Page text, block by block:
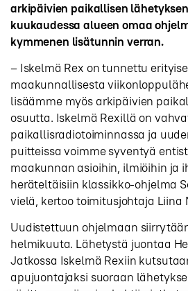
arkipäivien paikallisen
kuukaudessa alueen omaa
kymmenen lisätunnin verran.
– Iskelmä Rex on tunnettu
maakunnallisesta
lisäämme myös arkipäivien
osuutta. Iskelmä Rexillä on
paikallisradiotoiminnassa ja
puitteissa voimme syventyä
maakunnan asioihin, ilmiöihin ja
heräteltäisiin klassikko-ohjelma
vielä, kertoo toimitusjohtaja Liina
Uudistettuun ohjelmaan
helmikuuta. Lähetystä juontaa
Jatkossa Iskelmä Rexiin
apujuontajaksi suoraan